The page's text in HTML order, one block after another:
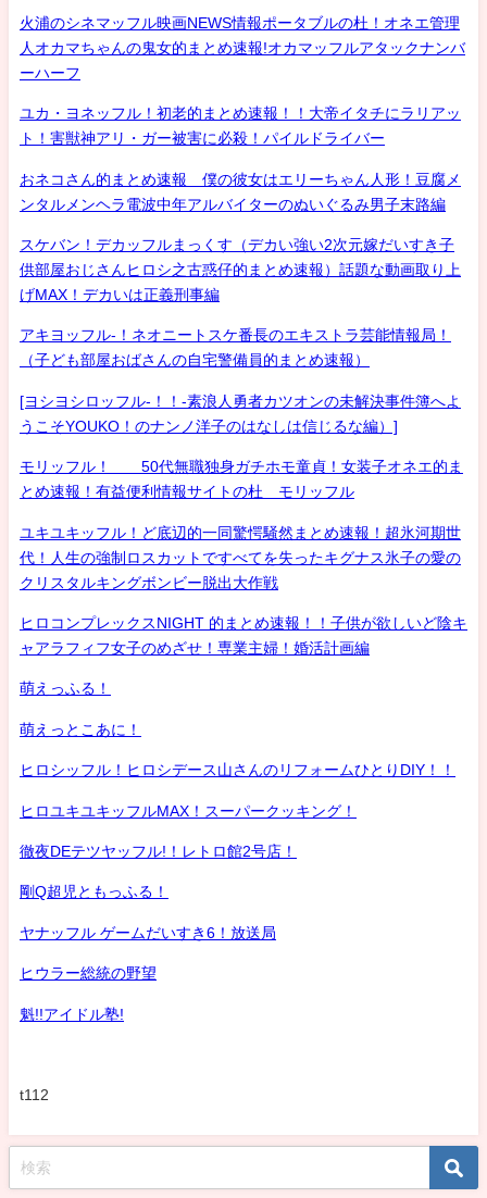
火浦のシネマッフル映画NEWS情報ポータブルの杜！オネエ管理
人オカマちゃんの鬼女的まとめ速報!オカマッフルアタックナンバ
ーハーフ
ユカ・ヨネッフル！初老的まとめ速報！！大帝イタチにラリアッ
ト！害獣神アリ・ガー被害に必殺！パイルドライバー
おネコさん的まとめ速報 僕の彼女はエリーちゃん人形！豆腐メ
ンタルメンヘラ電波中年アルバイターのぬいぐるみ男子末路編
スケバン！デカッフルまっくす（デカい強い2次元嫁だいすき子
供部屋おじさんヒロシ之古惑仔的まとめ速報）話題な動画取り上
げMAX！デカいは正義刑事編
アキヨッフル-！ネオニートスケ番長のエキストラ芸能情報局！
（子ども部屋おばさんの自宅警備員的まとめ速報）
[ヨシヨシロッフル-！！-素浪人勇者カツオンの未解決事件簿へよ
うこそYOUKO！のナンノ洋子のはなしは信じるな編）]
モリッフル！ 50代無職独身ガチホモ童貞！女装子オネエ的ま
とめ速報！有益便利情報サイトの杜 モリッフル
ユキユキッフル！ど底辺的一同驚愕騒然まとめ速報！超氷河期世
代！人生の強制ロスカットですべてを失ったキグナス氷子の愛の
クリスタルキングボンビー脱出大作戦
ヒロコンプレックスNIGHT 的まとめ速報！！子供が欲しいど陰キ
ャアラフィフ女子のめざせ！専業主婦！婚活計画編
萌えっふる！
萌えっとこあに！
ヒロシッフル！ヒロシデース山さんのリフォームひとりDIY！！
ヒロユキユキッフルMAX！スーパークッキング！
徹夜DEテツヤッフル!！レトロ館2号店！
剛Q超児ともっふる！
ヤナッフル ゲームだいすき6！放送局
ヒウラー総統の野望
魁!!アイドル塾!
t112